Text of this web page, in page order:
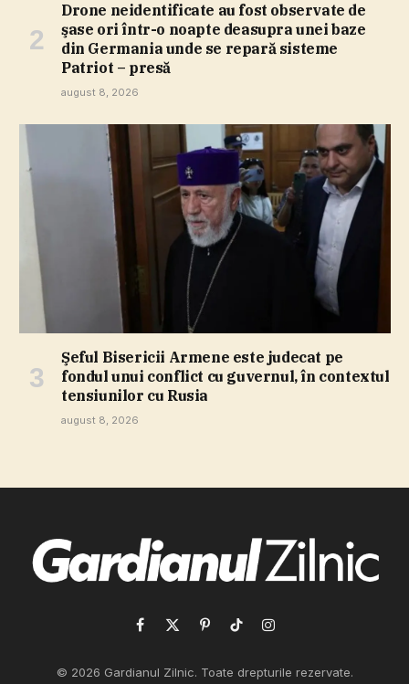
Drone neidentificate au fost observate de
şase ori într-o noapte deasupra unei baze
din Germania unde se repară sisteme
Patriot – presă
august 8, 2026
Şeful Bisericii Armene este judecat pe
fondul unui conflict cu guvernul, în contextul
tensiunilor cu Rusia
august 8, 2026
Facebook
X
PinterestTikTokInstagram
© 2026 Gardianul Zilnic. Toate drepturile rezervate.